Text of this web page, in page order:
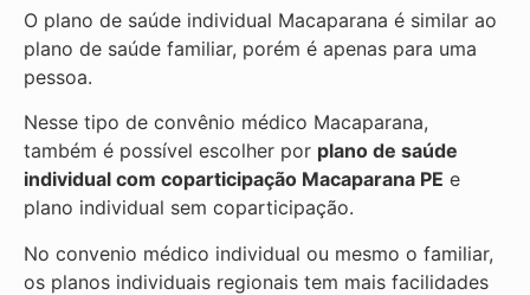
O plano de saúde individual Macaparana é similar ao
plano de saúde familiar, porém é apenas para uma
pessoa.
Nesse tipo de convênio médico Macaparana,
também é possível escolher por plano de saúde
individual com coparticipação Macaparana PE e
plano individual sem coparticipação.
No convenio médico individual ou mesmo o familiar,
os planos individuais regionais tem mais facilidades